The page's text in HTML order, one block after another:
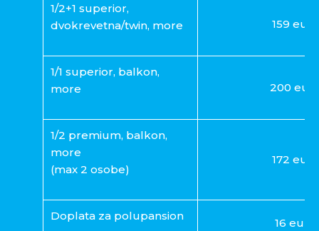
1/2+1 superior,
dvokrevetna/twin, more
159 eur
1/1 superior, balkon,
more
200 eur
1/2 premium, balkon,
more
(max 2 osobe)
172 eur
Doplata za polupansion
16 eur